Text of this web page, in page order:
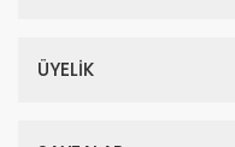
ÜYELİK